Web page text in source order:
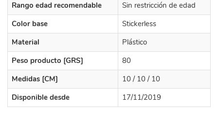
Rango edad recomendable
Sin restricción de edad
Color base
Stickerless
Material
Plástico
Peso producto [GRS]
80
Medidas [CM]
10 / 10 / 10
Disponible desde
17/11/2019